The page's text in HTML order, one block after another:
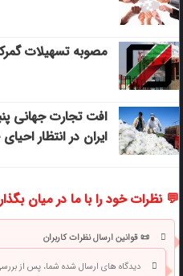
مصوبه تسهیلات
ایران در انتظار
💬 نظرات خود را با ما در میان
📜 قوانین ارسال نظرات کاربران
دیدگاه های ارسال شده شما، پس از